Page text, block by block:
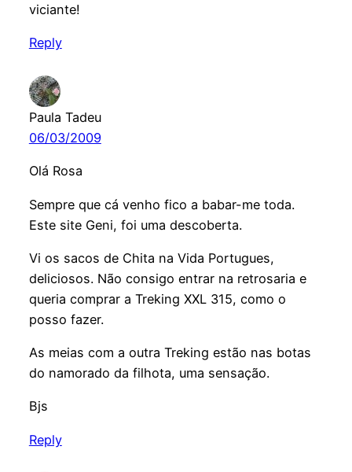
viciante!
Reply
Paula Tadeu
06/03/2009
Olá Rosa
Sempre que cá venho fico a babar-me toda.
Este site Geni, foi uma descoberta.
Vi os sacos de Chita na Vida Portugues,
deliciosos. Não consigo entrar na retrosaria e
queria comprar a Treking XXL 315, como o
posso fazer.
As meias com a outra Treking estão nas botas
do namorado da filhota, uma sensação.
Bjs
Reply